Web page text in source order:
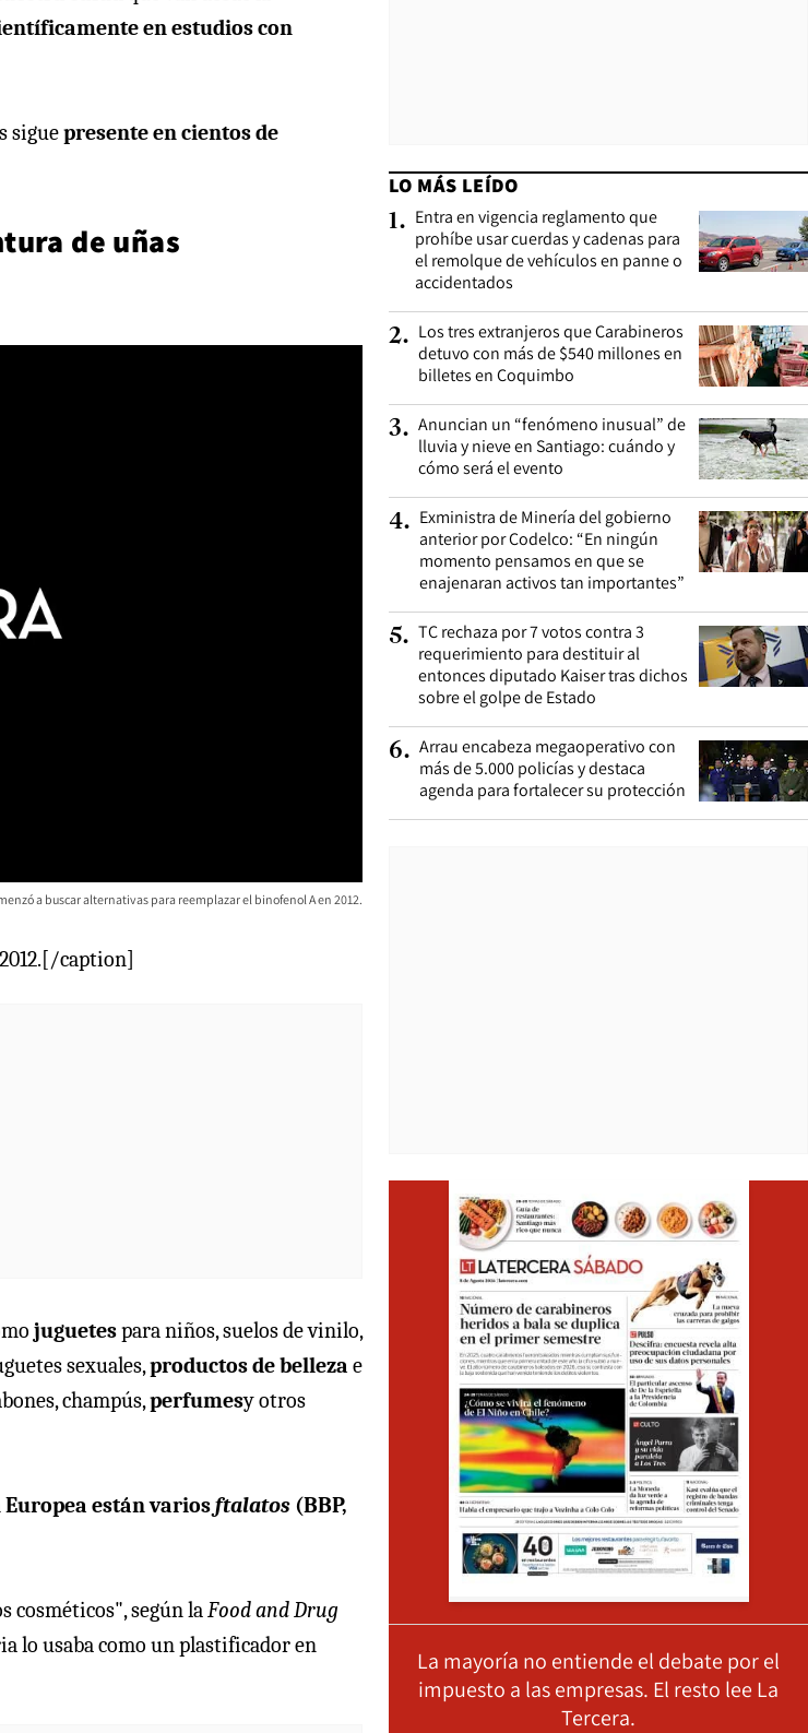
en estudios con
siguepresente en cientos de
de uñas
a buscar alternativas para reemplazar el binofenol A en 2012.
caption]
juguetespara niños, suelos de vinilo,
sexuales,productos de belleza e
champús,perfumesy otros
están variosftalatos (BBP,
cosméticos", según laFood and Drug
lo usaba como un plastificador en
LO MÁS LEÍDO
1. Entra en vigencia reglamento que
prohíbe usar cuerdas y cadenas para
el remolque de vehículos en panne o
accidentados
2. Los tres extranjeros que Carabineros
detuvo con más de $540 millones en
billetes en Coquimbo
3. Anuncian un “fenómeno inusual” de
lluvia y nieve en Santiago: cuándo y
cómo será el evento
4. Exministra de Minería del gobierno
anterior por Codelco: “En ningún
momento pensamos en que se
enajenaran activos tan importantes”
5. TC rechaza por 7 votos contra 3
requerimiento para destituir al
entonces diputado Kaiser tras dichos
sobre el golpe de Estado
6. Arrau encabeza megaoperativo con
más de 5.000 policías y destaca
agenda para fortalecer su protección
La mayoría no entiende el debate por el
impuesto a las empresas. El resto lee La
Tercera.